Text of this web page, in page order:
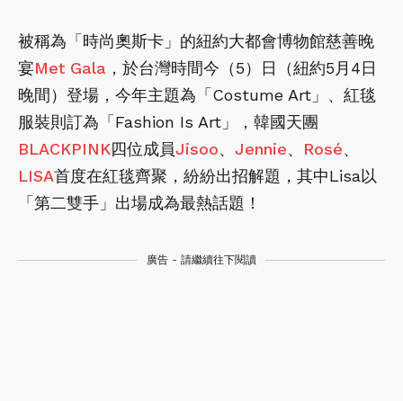
被稱為「時尚奧斯卡」的紐約大都會博物館慈善晚
宴Met Gala ，於台灣時間今（5）日（紐約5月4日
晚間）登場，今年主題為「Costume Art」、紅毯
服裝則訂為「Fashion Is Art」，韓國天團
BLACKPINK四位成員Jisoo、 Jennie、 Rosé、
LISA首度在紅毯齊聚，紛紛出招解題，其中Lisa以
「第二雙手」出場成為最熱話題！
廣告 - 請繼續往下閱讀